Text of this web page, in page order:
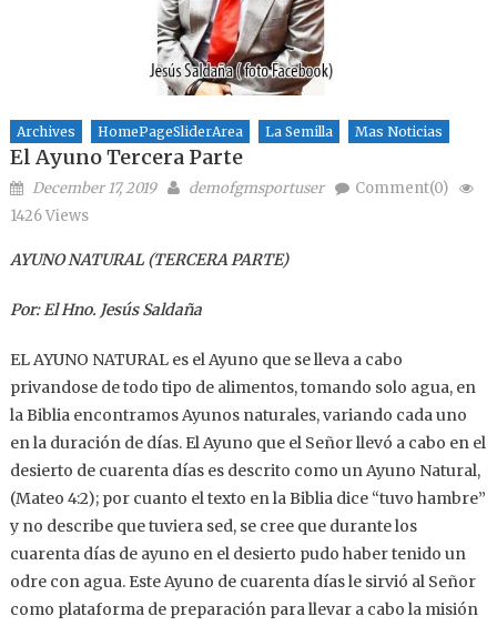
Archives HomePageSliderArea La Semilla Mas Noticias
El Ayuno Tercera Parte
Posted on
December 17, 2019 Author
demofgmsportuser
Comment(0)
1426 Views
AYUNO NATURAL (TERCERA PARTE)
Por: El Hno. Jesús Saldaña
EL AYUNO NATURAL es el Ayuno que se lleva a cabo
privandose de todo tipo de alimentos, tomando solo agua, en
la Biblia encontramos Ayunos naturales, variando cada uno
en la duración de días. El Ayuno que el Señor llevó a cabo en el
desierto de cuarenta días es descrito como un Ayuno Natural,
(Mateo 4:2); por cuanto el texto en la Biblia dice “tuvo hambre”
y no describe que tuviera sed, se cree que durante los
cuarenta días de ayuno en el desierto pudo haber tenido un
odre con agua. Este Ayuno de cuarenta días le sirvió al Señor
como plataforma de preparación para llevar a cabo la misión